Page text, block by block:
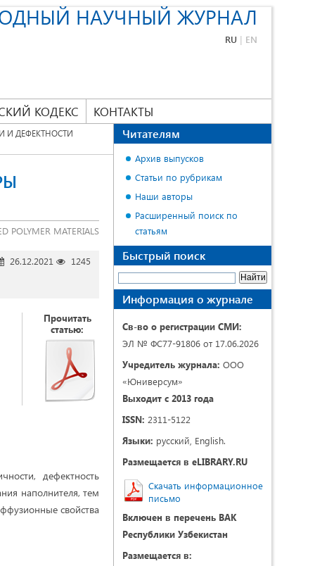
НАУЧНЫЙ ЖУРНАЛ
RU | EN
КОДЕКС КОНТАКТЫ
И ДЕФЕКТНОСТИ
POLYMER MATERIALS
26.12.2021 1245
Прочитать
статью:
дефектность
наполнителя, тем
свойства
Читателям
Архив выпусков
Статьи по рубрикам
Наши авторы
Расширенный поиск по
статьям
Быстрый поиск
Информация о журнале
Св-во о регистрации СМИ:
ЭЛ № ФС77-91806 от 17.06.2026
Учредитель журнала: ООО
«Юниверсум»
Выходит с 2013 года
ISSN: 2311-5122
Языки: русский, English.
Размещается в eLIBRARY.RU
Скачать информационное
письмо
Включен в перечень ВАК
Республики Узбекистан
Размещается в: